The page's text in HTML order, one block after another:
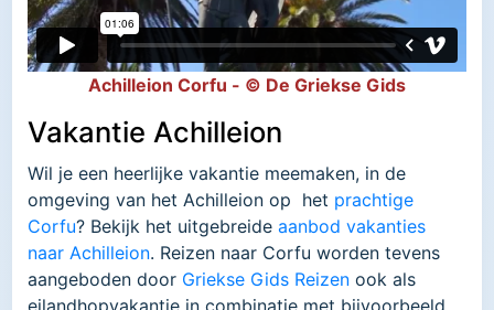
Achilleion Corfu - © De Griekse Gids
Vakantie Achilleion
Wil je een heerlijke vakantie meemaken, in de
omgeving van het Achilleion op het prachtige
Corfu? Bekijk het uitgebreide aanbod vakanties
naar Achilleion. Reizen naar Corfu worden tevens
aangeboden door Griekse Gids Reizen ook als